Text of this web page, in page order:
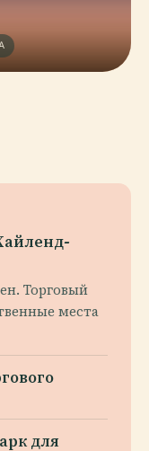
Торговый
места
для